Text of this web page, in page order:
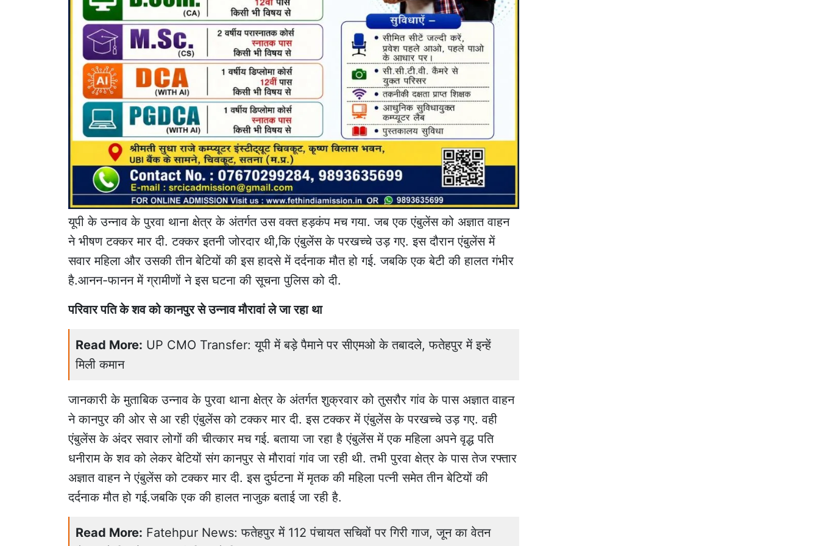
यूपी के उन्नाव के पुरवा थाना क्षेत्र के अंतर्गत उस वक्त हड़कंप मच गया. जब एक एंबुलेंस को अज्ञात वाहन
ने भीषण टक्कर मार दी. टक्कर इतनी जोरदार थी,कि एंबुलेंस के परखच्चे उड़ गए. इस दौरान एंबुलेंस में
सवार महिला और उसकी तीन बेटियों की इस हादसे में दर्दनाक मौत हो गई. जबकि एक बेटी की हालत गंभीर
है.आनन-फानन में ग्रामीणों ने इस घटना की सूचना पुलिस को दी.
परिवार पति के शव को कानपुर से उन्नाव मौरावां ले जा रहा था
Read More: UP CMO Transfer: यूपी में बड़े पैमाने पर सीएमओ के तबादले, फतेहपुर में इन्हें
मिली कमान
जानकारी के मुताबिक उन्नाव के पुरवा थाना क्षेत्र के अंतर्गत शुक्रवार को तुसरौर गांव के पास अज्ञात वाहन
ने कानपुर की ओर से आ रही एंबुलेंस को टक्कर मार दी. इस टक्कर में एंबुलेंस के परखच्चे उड़ गए. वही
एंबुलेंस के अंदर सवार लोगों की चीत्कार मच गई. बताया जा रहा है एंबुलेंस में एक महिला अपने वृद्ध पति
धनीराम के शव को लेकर बेटियों संग कानपुर से मौरावां गांव जा रही थी. तभी पुरवा क्षेत्र के पास तेज रफ्तार
अज्ञात वाहन ने एंबुलेंस को टक्कर मार दी. इस दुर्घटना में मृतक की महिला पत्नी समेत तीन बेटियों की
दर्दनाक मौत हो गई.जबकि एक की हालत नाजुक बताई जा रही है.
Read More: Fatehpur News: फतेहपुर में 112 पंचायत सचिवों पर गिरी गाज, जून का वेतन